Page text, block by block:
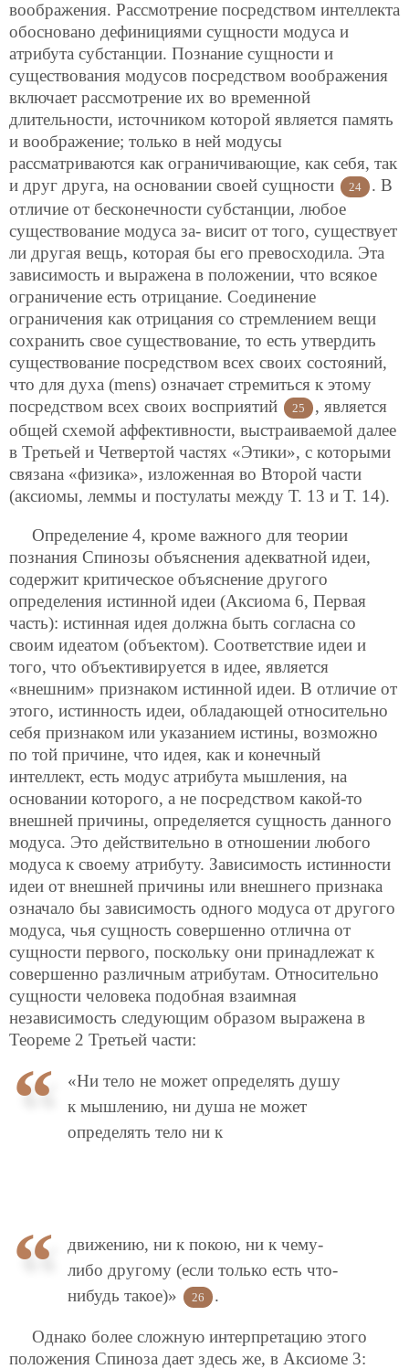
воображения. Рассмотрение посредством интеллекта
обосновано дефинициями сущности модуса и
атрибута субстанции. Познание сущности и
существования модусов посредством воображения
включает рассмотрение их во временной
длительности, источником которой является память
и воображение; только в ней модусы
рассматриваются как ограничивающие, как себя, так
и друг друга, на основании своей сущности
24
. В
отличие от бесконечности субстанции, любое
существование модуса за- висит от того, существует
ли другая вещь, которая бы его превосходила. Эта
зависимость и выражена в положении, что всякое
ограничение есть отрицание. Соединение
ограничения как отрицания со стремлением вещи
сохранить свое существование, то есть утвердить
существование посредством всех своих состояний,
что для духа (mens) означает стремиться к этому
посредством всех своих восприятий
25
, является
общей схемой аффективности, выстраиваемой далее
в Третьей и Четвертой частях «Этики», с которыми
связана «физика», изложенная во Второй части
(аксиомы, леммы и постулаты между Т. 13 и Т. 14).
Определение 4, кроме важного для теории
познания Спинозы объяснения адекватной идеи,
содержит критическое объяснение другого
определения истинной идеи (Аксиома 6, Первая
часть): истинная идея должна быть согласна со
своим идеатом (объектом). Соответствие идеи и
того, что объективируется в идее, является
«внешним» признаком истинной идеи. В отличие от
этого, истинность идеи, обладающей относительно
себя признаком или указанием истины, возможно
по той причине, что идея, как и конечный
интеллект, есть модус атрибута мышления, на
основании которого, а не посредством какой-то
внешней причины, определяется сущность данного
модуса. Это действительно в отношении любого
модуса к своему атрибуту. Зависимость истинности
идеи от внешней причины или внешнего признака
означало бы зависимость одного модуса от другого
модуса, чья сущность совершенно отлична от
сущности первого, поскольку они принадлежат к
совершенно различным атрибутам. Относительно
сущности человека подобная взаимная
независимость следующим образом выражена в
Теореме 2 Третьей части:
«Ни тело не может определять душу
к мышлению, ни душа не может
определять тело ни к
движению, ни к покою, ни к чему-
либо другому (если только есть что-
нибудь такое)»
26 .
Однако более сложную интерпретацию этого
положения Спиноза дает здесь же, в Аксиоме 3: